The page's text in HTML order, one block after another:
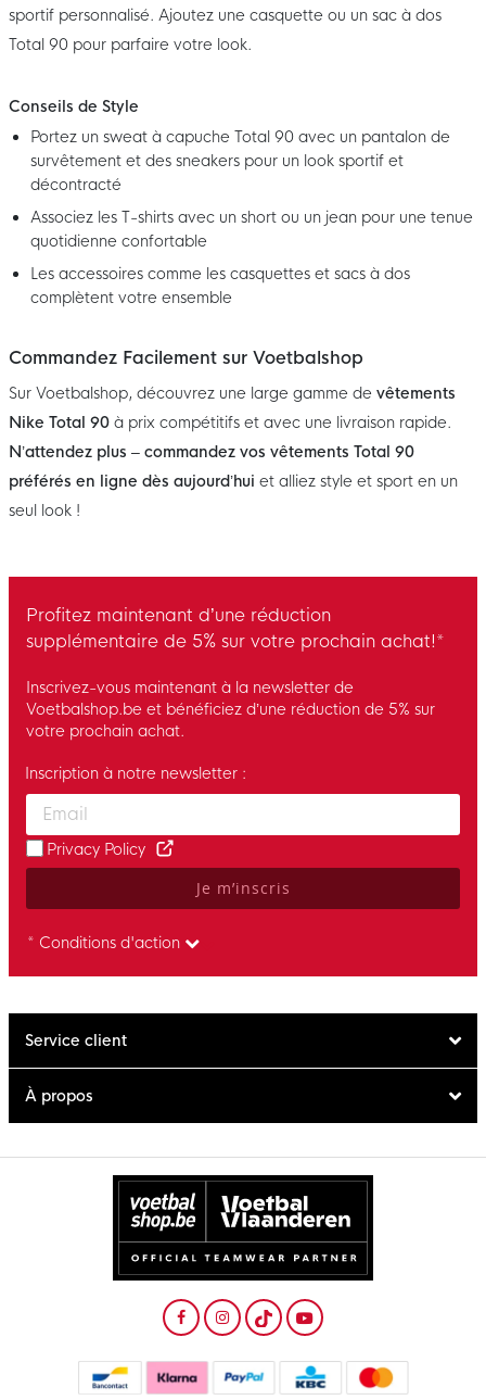
sportif personnalisé. Ajoutez une casquette ou un sac à dos
Total 90 pour parfaire votre look.
Conseils de Style
Portez un sweat à capuche Total 90 avec un pantalon de
survêtement et des sneakers pour un look sportif et
décontracté
Associez les T-shirts avec un short ou un jean pour une tenue
quotidienne confortable
Les accessoires comme les casquettes et sacs à dos
complètent votre ensemble
Commandez Facilement sur Voetbalshop
Sur Voetbalshop, découvrez une large gamme de vêtements
Nike Total 90 à prix compétitifs et avec une livraison rapide.
N’attendez plus – commandez vos vêtements Total 90
préférés en ligne dès aujourd’hui et alliez style et sport en un
seul look !
Profitez maintenant d’une réduction
supplémentaire de 5% sur votre prochain achat!*
Inscrivez-vous maintenant à la newsletter de
Voetbalshop.be et bénéficiez d’une réduction de 5% sur
votre prochain achat.
Enter your email and accept the privacy policy to subscribe to
Inscription à notre newsletter :
Privacy Policy
Je m’inscris
* Conditions d'action
Service client
À propos